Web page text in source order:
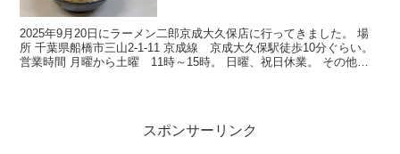
2025年9月20日にラーメン二郎京成大久保店に行ってきました。 場
所 千葉県船橋市三山2-1-11 京成線 京成大久保駅徒歩10分ぐらい。
営業時間 月曜から土曜 11時～15時。 日曜、祝日休業。 その他、
スポンサーリンク